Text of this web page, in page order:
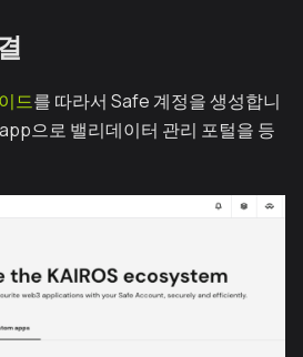
드를 따라서 Safe 계정을 생성합니
으로 밸리데이터 관리 포털을 등